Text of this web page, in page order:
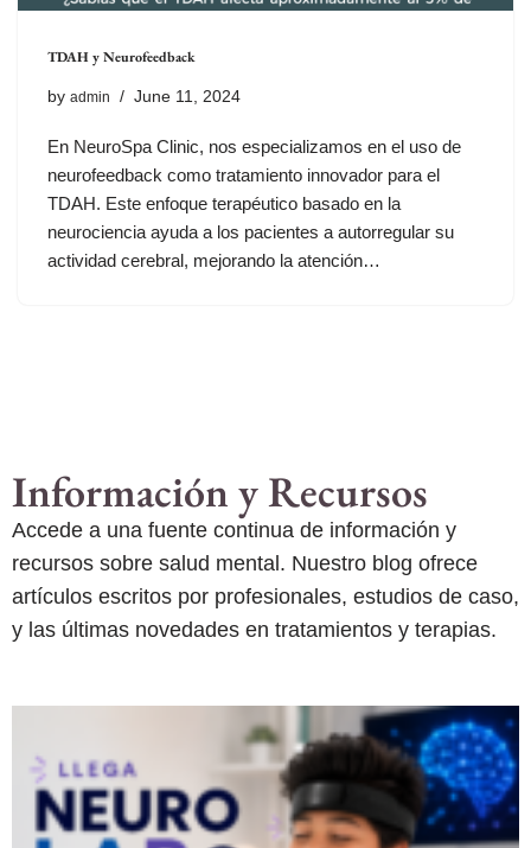
TDAH y Neurofeedback
by admin June 11, 2024
En NeuroSpa Clinic, nos especializamos en el uso de
neurofeedback como tratamiento innovador para el
TDAH. Este enfoque terapéutico basado en la
neurociencia ayuda a los pacientes a autorregular su
actividad cerebral, mejorando la atención…
Información y Recursos
Accede a una fuente continua de información y
recursos sobre salud mental. Nuestro blog ofrece
artículos escritos por profesionales, estudios de caso,
y las últimas novedades en tratamientos y terapias.